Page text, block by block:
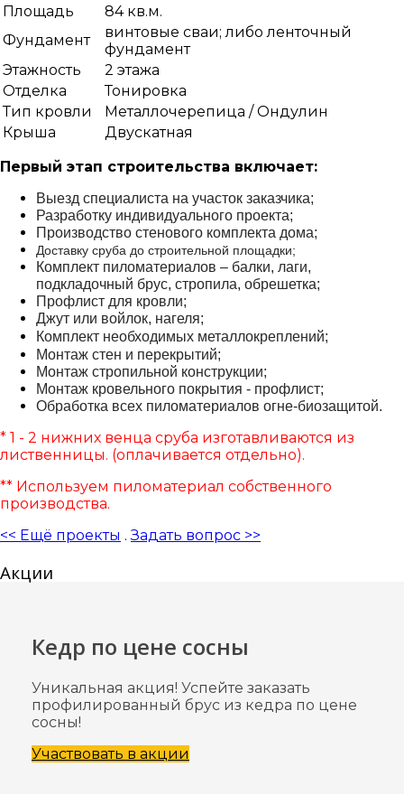
Площадь
84 кв.м.
Фундамент
винтовые сваи; либо ленточный
фундамент
Этажность
2 этажа
Отделка
Тонировка
Тип кровли
Металлочерепица / Ондулин
Крыша
Двускатная
Первый этап строительства включает:
Выезд специалиста на участок заказчика;
Разработку индивидуального проекта;
Производство стенового комплекта дома;
Доставку сруба до строительной площадки;
Комплект пиломатериалов – балки, лаги,
подкладочный брус, стропила, обрешетка;
Профлист для кровли;
Джут или войлок, нагеля;
Комплект необходимых металлокреплений;
Монтаж стен и перекрытий;
Монтаж стропильной конструкции;
Монтаж кровельного покрытия - профлист;
Обработка всех пиломатериалов огне-биозащитой.
* 1 - 2 нижних венца сруба изготавливаются из
лиственницы. (оплачивается отдельно).
** Используем пиломатериал собственного
производства.
<< Ещё проекты .Задать вопрос >>
Акции
Кедр по цене сосны
Уникальная акция! Успейте заказать
профилированный брус из кедра по цене
сосны!
Участвовать в акции